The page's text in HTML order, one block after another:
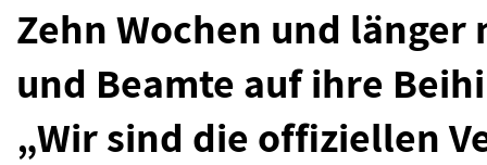
Zehn Wochen und
und Beamte auf ihre
„Wir sind die offiziellen